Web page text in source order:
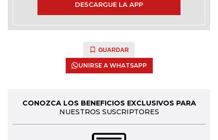
DESCARGUE LA APP
GUARDAR
UNIRSE A WHATSAPP
CONOZCA LOS BENEFICIOS EXCLUSIVOS PARA
NUESTROS SUSCRIPTORES